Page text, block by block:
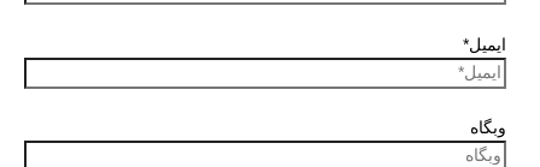
ایمیل*
وبگاه